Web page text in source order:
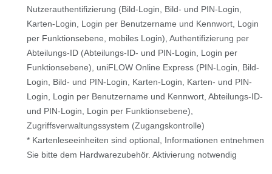
Nutzerauthentifizierung (Bild-Login, Bild- und PIN-Login,
Karten-Login, Login per Benutzername und Kennwort, Login
per Funktionsebene, mobiles Login), Authentifizierung per
Abteilungs-ID (Abteilungs-ID- und PIN-Login, Login per
Funktionsebene), uniFLOW Online Express (PIN-Login, Bild-
Login, Bild- und PIN-Login, Karten-Login, Karten- und PIN-
Login, Login per Benutzername und Kennwort, Abteilungs-ID-
und PIN-Login, Login per Funktionsebene),
Zugriffsverwaltungssystem (Zugangskontrolle)
* Kartenleseeinheiten sind optional, Informationen entnehmen
Sie bitte dem Hardwarezubehör. Aktivierung notwendig